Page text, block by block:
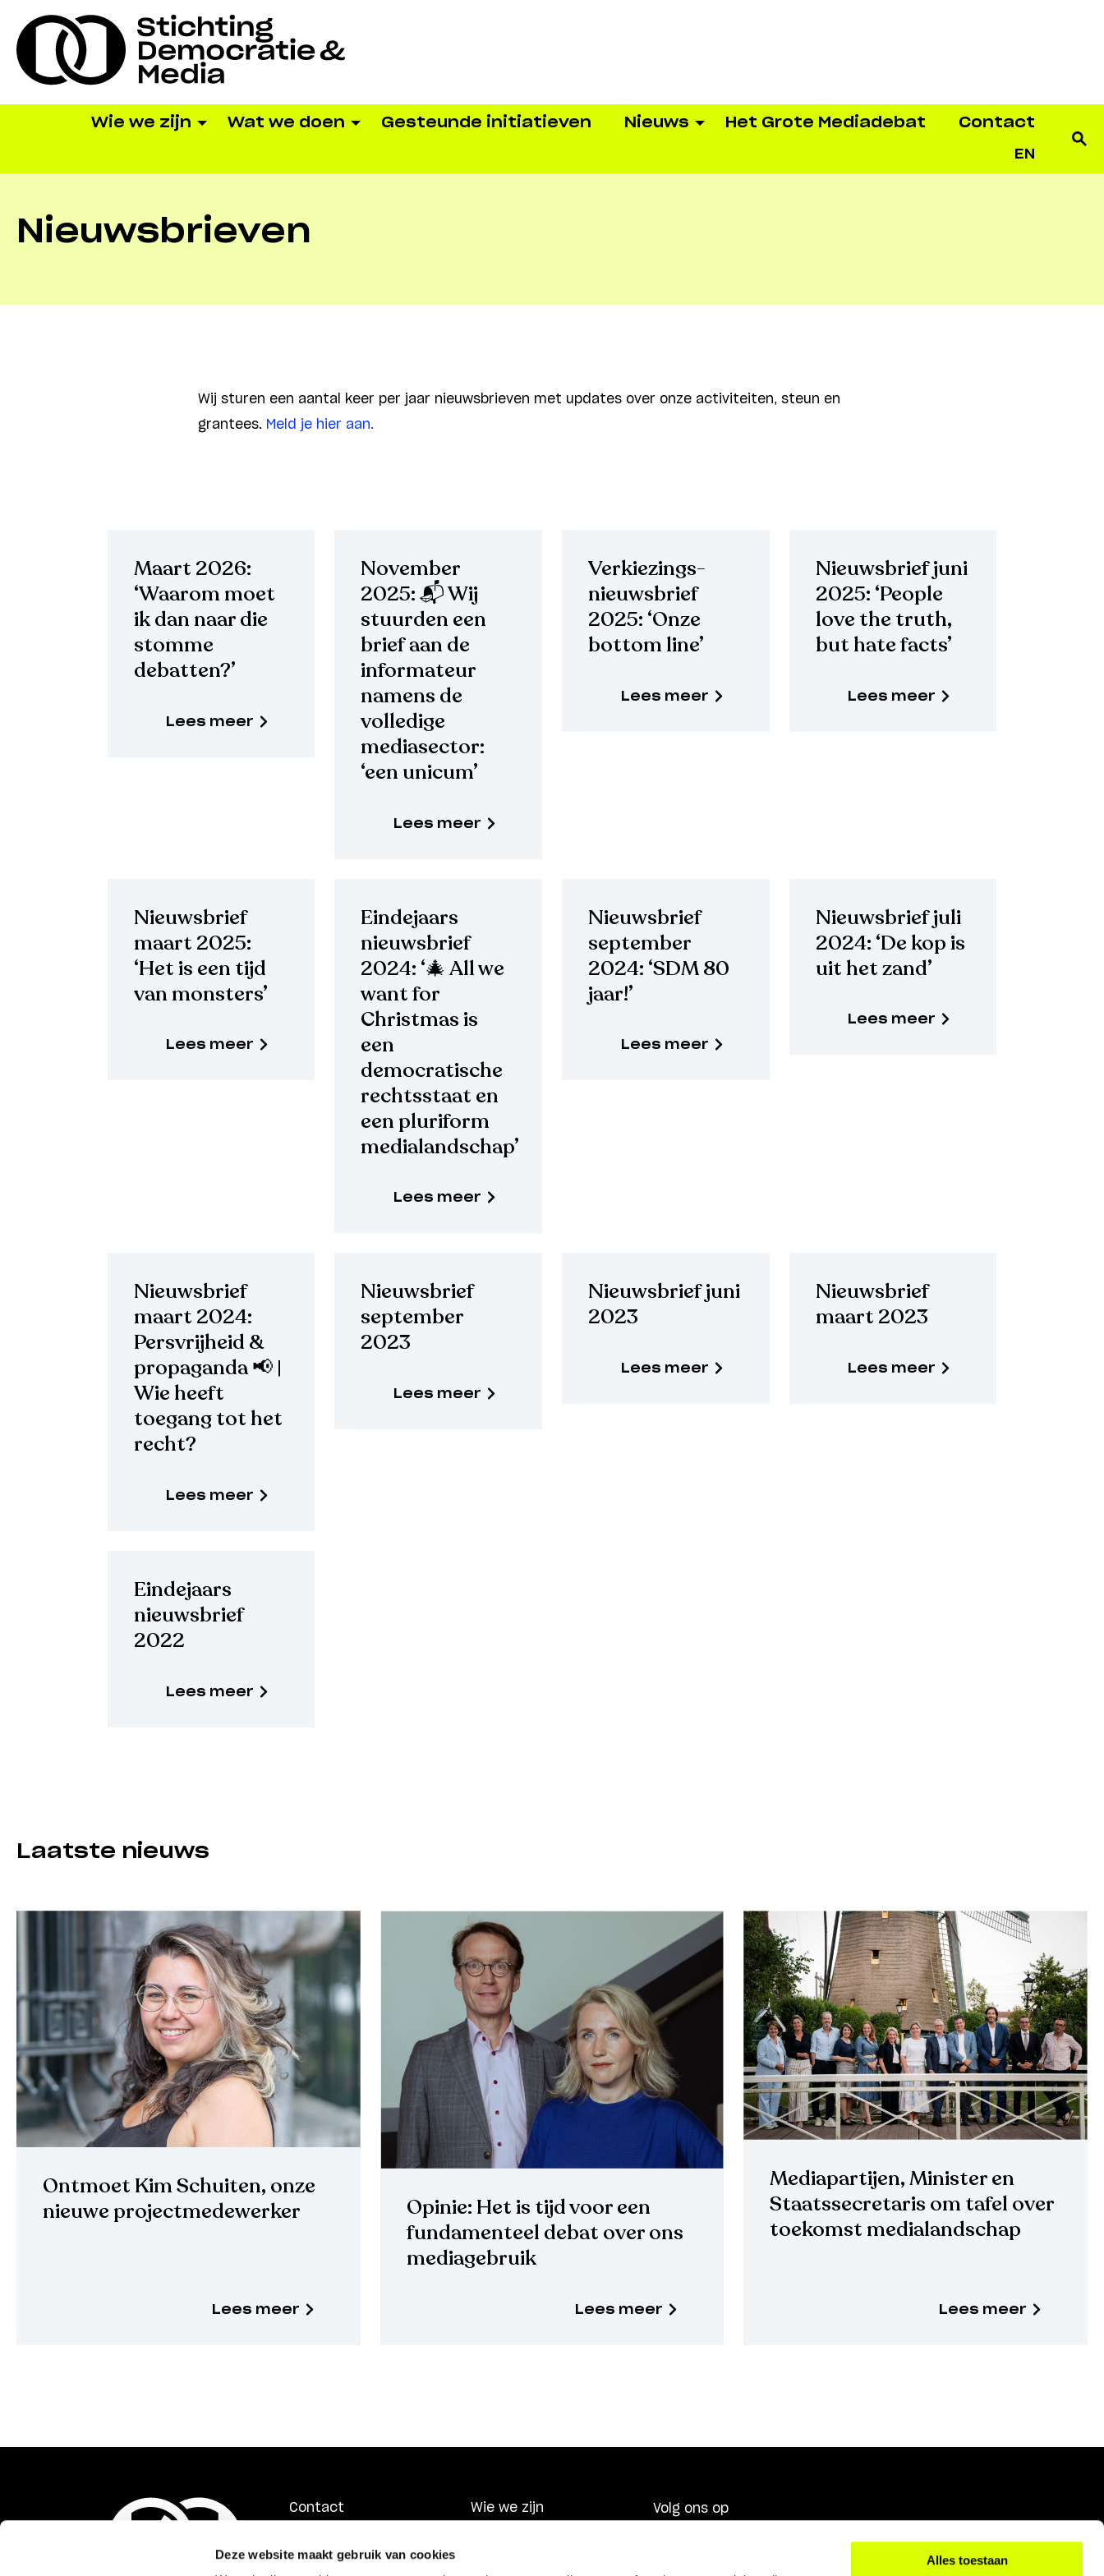
Deze website maakt gebruik van cookies
Alles toestaan
Wie we zijn Wat we doen Gesteunde initiatieven Nieuws Het Grote Mediadebat Contact
EN
Nieuwsbrieven
Wij sturen een aantal keer per jaar nieuwsbrieven met updates over onze activiteiten, steun en
grantees. Meld je hier aan.
Maart 2026:
‘Waarom moet
ik dan naar die
stomme
debatten?’
Lees meer
November
2025: 📬 Wij
stuurden een
brief aan de
informateur
namens de
volledige
mediasector:
‘een unicum’
Lees meer
Verkiezings-
nieuwsbrief
2025: ‘Onze
bottom line’
Lees meer
Nieuwsbrief juni
2025: ‘People
love the truth,
but hate facts’
Lees meer
Nieuwsbrief
maart 2025:
‘Het is een tijd
van monsters’
Lees meer
Eindejaars
nieuwsbrief
2024: ‘🎄 All we
want for
Christmas is
een
democratische
rechtsstaat en
een pluriform
medialandschap’
Lees meer
Nieuwsbrief
september
2024: ‘SDM 80
jaar!’
Lees meer
Nieuwsbrief juli
2024: ‘De kop is
uit het zand’
Lees meer
Nieuwsbrief
maart 2024:
Persvrijheid &
propaganda 📢 |
Wie heeft
toegang tot het
recht?
Lees meer
Nieuwsbrief
september
2023
Lees meer
Nieuwsbrief juni
2023
Lees meer
Nieuwsbrief
maart 2023
Lees meer
Eindejaars
nieuwsbrief
2022
Lees meer
Laatste nieuws
Ontmoet Kim Schuiten, onze
nieuwe projectmedewerker
Lees meer
Opinie: Het is tijd voor een
fundamenteel debat over ons
mediagebruik
Lees meer
Mediapartijen, Minister en
Staatssecretaris om tafel over
toekomst medialandschap
Lees meer
Contact
Privacyverklaring
Wie we zijn
Volg ons op